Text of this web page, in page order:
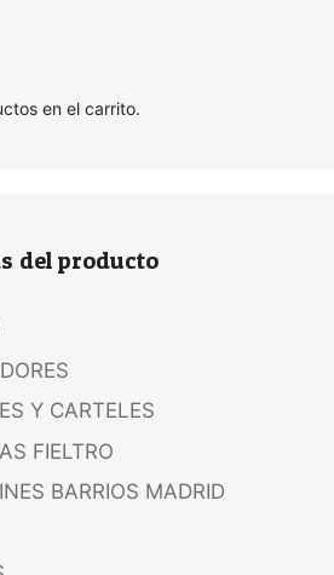
en el carrito.
del producto
Y CARTELES
FIELTRO
BARRIOS MADRID